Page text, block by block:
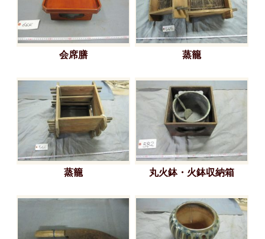
会席膳 蒸籠
蒸籠 丸火鉢・火鉢収納箱